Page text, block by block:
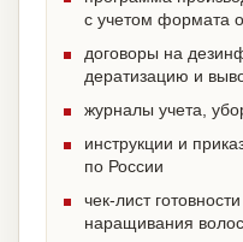
с учетом формата
договоры на
дератизацию и
журналы учета,
инструкции и
по России
чек-лист
наращивания волос